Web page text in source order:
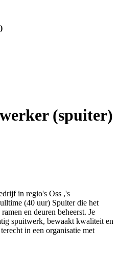
(spuiter)
in regio's Oss ,'s
(40 uur) Spuiter die het
en deuren beheerst. Je
spuitwerk, bewaakt kwaliteit en
in een organisatie met